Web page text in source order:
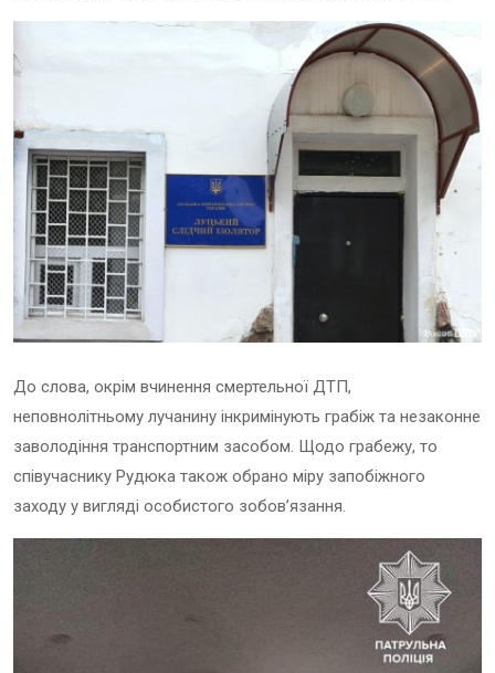
До слова, окрім вчинення смертельної ДТП,
неповнолітньому лучанину інкримінують грабіж та незаконне
заволодіння транспортним засобом. Щодо грабежу, то
співучаснику Рудюка також обрано міру запобіжного
заходу у вигляді особистого зобов’язання.